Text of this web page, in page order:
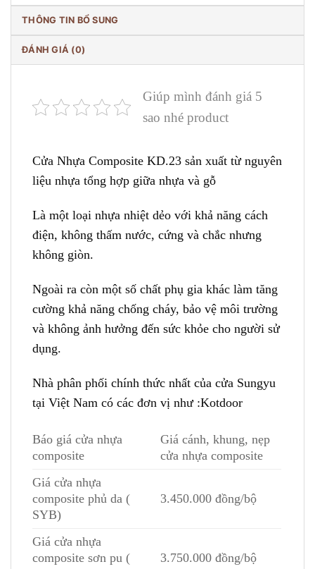
THÔNG TIN BỔ SUNG
ĐÁNH GIÁ (0)
Giúp mình đánh giá 5
sao nhé product
Cửa Nhựa Composite KD.23 sản xuất từ nguyên
liệu nhựa tổng hợp giữa nhựa và gỗ
Là một loại nhựa nhiệt dẻo với khả năng cách
điện, không thấm nước, cứng và chắc nhưng
không giòn.
Ngoài ra còn một số chất phụ gia khác làm tăng
cường khả năng chống cháy, bảo vệ môi trường
và không ảnh hưởng đến sức khỏe cho người sử
dụng.
Nhà phân phối chính thức nhất của cửa Sungyu
tại Việt Nam có các đơn vị như :Kotdoor
Báo giá cửa nhựa
composite
Giá cánh, khung, nẹp
cửa nhựa composite
Giá cửa nhựa
composite phủ da (
SYB)
3.450.000 đồng/bộ
Giá cửa nhựa
composite sơn pu (
3.750.000 đồng/bộ